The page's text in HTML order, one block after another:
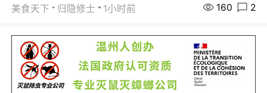
美食天下 归隐修士 1小时前 160 2